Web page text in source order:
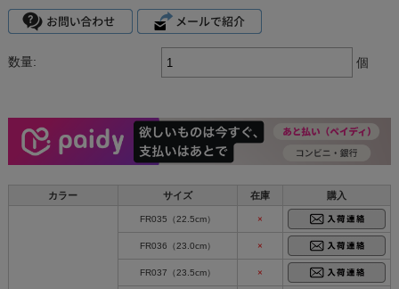
数量: 個
カラー サイズ 在庫 購入
FR035（22.5cm） ×
FR036（23.0cm） ×
FR037（23.5cm） ×